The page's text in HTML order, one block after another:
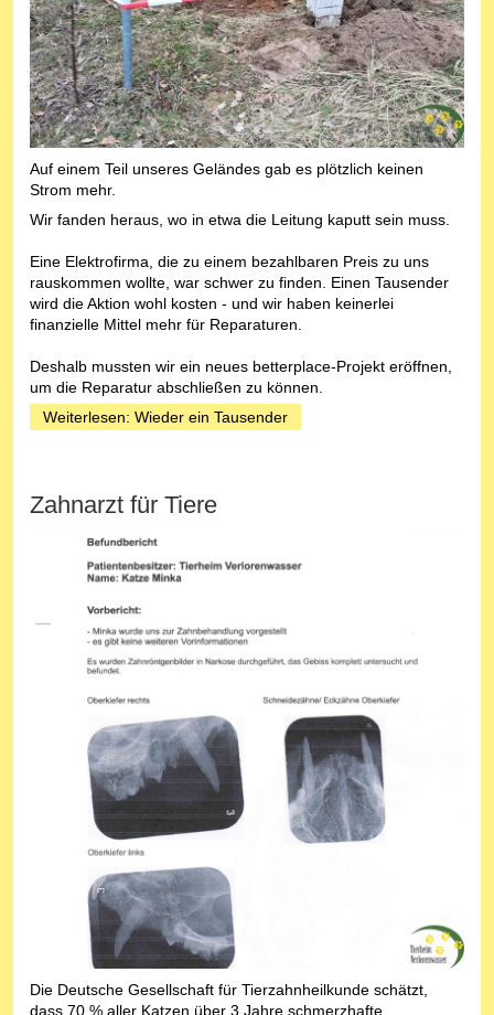
Auf einem Teil unseres Geländes gab es plötzlich keinen
Strom mehr.
Wir fanden heraus, wo in etwa die Leitung kaputt sein muss.
Eine Elektrofirma, die zu einem bezahlbaren Preis zu uns
rauskommen wollte, war schwer zu finden. Einen Tausender
wird die Aktion wohl kosten - und wir haben keinerlei
finanzielle Mittel mehr für Reparaturen.
Deshalb mussten wir ein neues betterplace-Projekt eröffnen,
um die Reparatur abschließen zu können.
Weiterlesen: Wieder ein Tausender
Zahnarzt für Tiere
Die Deutsche Gesellschaft für Tierzahnheilkunde schätzt,
dass 70 % aller Katzen über 3 Jahre schmerzhafte